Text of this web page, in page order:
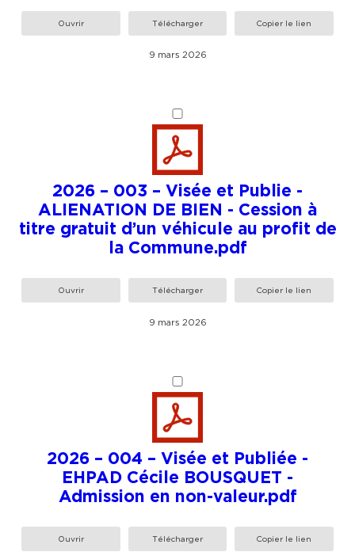
Ouvrir Télécharger Copier le lien
9 mars 2026
2026 – 003 – Visée et Publie -
ALIENATION DE BIEN - Cession à
titre gratuit d’un véhicule au profit de
la Commune.pdf
Ouvrir Télécharger Copier le lien
9 mars 2026
2026 – 004 – Visée et Publiée -
EHPAD Cécile BOUSQUET -
Admission en non-valeur.pdf
Ouvrir Télécharger Copier le lien